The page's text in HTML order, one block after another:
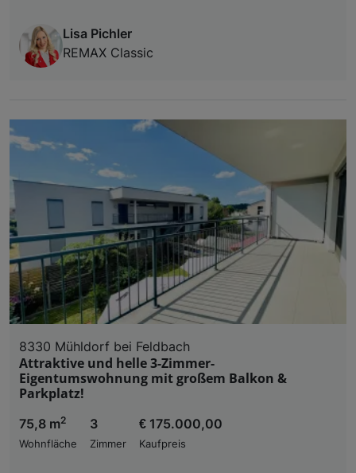
Lisa Pichler
REMAX Classic
8330 Mühldorf bei Feldbach
Attraktive und helle 3-Zimmer-
Eigentumswohnung mit großem Balkon &
Parkplatz!
75,8 m2
Wohnfläche
3
Zimmer
€ 175.000,00
Kaufpreis